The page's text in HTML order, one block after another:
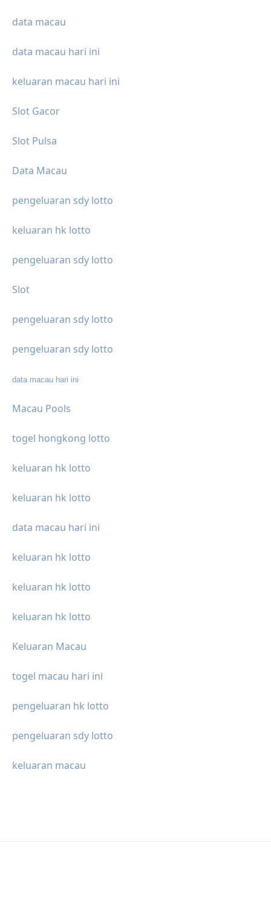
data macau
data macau hari ini
keluaran macau hari ini
Slot Gacor
Slot Pulsa
Data Macau
pengeluaran sdy lotto
keluaran hk lotto
pengeluaran sdy lotto
Slot
pengeluaran sdy lotto
pengeluaran sdy lotto
data macau hari ini
Macau Pools
togel hongkong lotto
keluaran hk lotto
keluaran hk lotto
data macau hari ini
keluaran hk lotto
keluaran hk lotto
keluaran hk lotto
Keluaran Macau
togel macau hari ini
pengeluaran hk lotto
pengeluaran sdy lotto
keluaran macau